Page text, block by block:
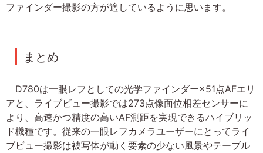
ファインダー撮影の方が適しているように思います。
まとめ
D780は一眼レフとしての光学ファインダー×51点AFエリ
アと、ライブビュー撮影では273点像面位相差センサーに
より、高速かつ精度の高いAF測距を実現できるハイブリッ
ド機種です。従来の一眼レフカメラユーザーにとってライ
ブビュー撮影は被写体が動く要素の少ない風景やテーブル